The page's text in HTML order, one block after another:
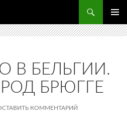
МЕНЮ
В БЕЛЬГИИ.
БРЮГГЕ
КОММЕНТАРИЙ